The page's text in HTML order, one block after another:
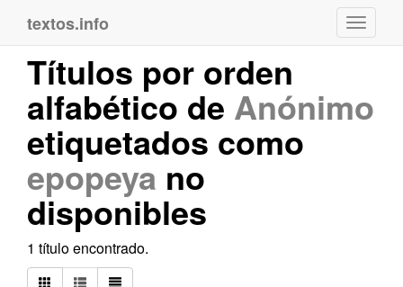
textos.info
Títulos por orden
alfabético de Anónimo
etiquetados como
epopeya no
disponibles
1 título encontrado.